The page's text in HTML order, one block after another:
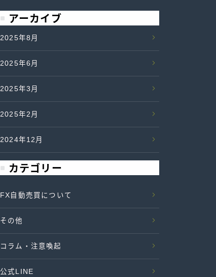
アーカイブ
2025年8月
2025年6月
2025年3月
2025年2月
2024年12月
カテゴリー
FX自動売買について
その他
コラム・注意喚起
公式LINE